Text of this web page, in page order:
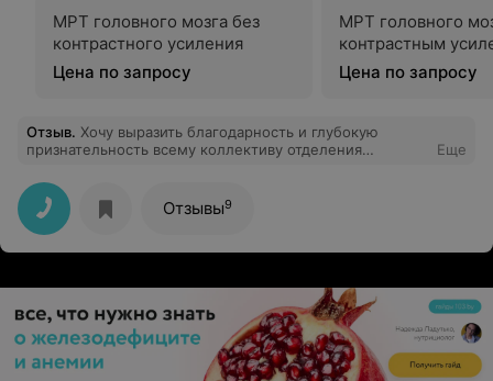
МРТ головного мозга без
контрастного усиления
Цена по запросу
МРТ головного
контрастным
Цена по запросу
Отзыв. Хочу выразить благодарность и глубокую
признательность всему коллективу отделения
отделением Рыхликом А.М. Этим людям присущи не
только профессионализм, но и обычные человеческие
качества. Спасибо и низкий вам поклон за ваш
нелегкий труд, теплоту и сердечность! Хочу пожелать
вам всем здоровья, благополучия во всех во всех
Еще
Отзывы9